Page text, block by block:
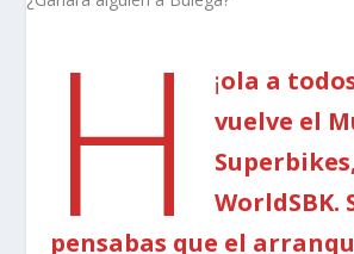
¡
H
ola a
vuelve el
WorldSBK.
pensabas que el